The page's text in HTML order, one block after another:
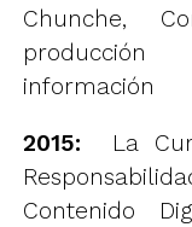
Chunche,
información
2015: La
Contenido